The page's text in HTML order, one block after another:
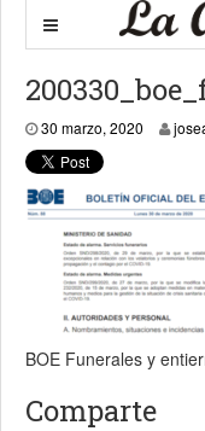
30 marzo, 2020 30
BOE Funerales y
Comparte